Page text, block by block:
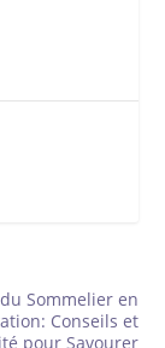
Sommelier en
Conseils et
pour Savourer